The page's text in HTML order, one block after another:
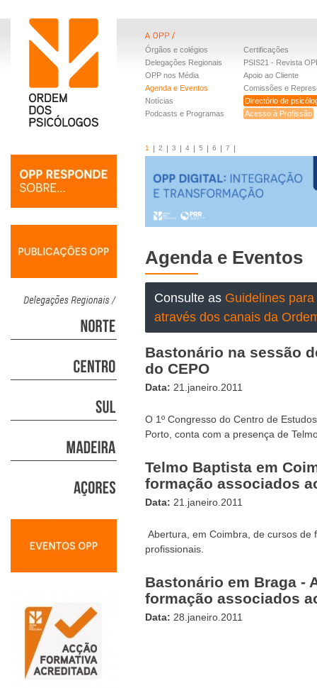
Órgãos e colégios
Delegações Regionais
OPP nos Média
Agenda e Eventos
Notícias
Podcasts e Programas
Certificações
PSIS21 - Revista
Apoio ao Cliente
Comissões e
Directório de
Acesso à Profissão
1 2 3 4 5 6 7
Agenda e Eventos
Consulte as Guidelines
através dos canais da
Bastonário na sessão
do CEPO
Data: 21.janeiro.2011
O 1º Congresso do Centro de
Porto, conta com a presença de
Telmo Baptista em
formação associados
Data: 21.janeiro.2011
Abertura, em Coimbra, de cursos de
profissionais.
Bastonário em Braga -
formação associados
Data: 28.janeiro.2011